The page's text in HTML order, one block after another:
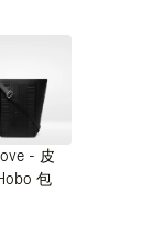
- 皮
包